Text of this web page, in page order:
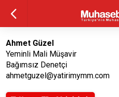
Ahmet Güzel
Yeminli Mali Müşavir
Bağımsız Denetçi
ahmetguzel@yatirimymm.com